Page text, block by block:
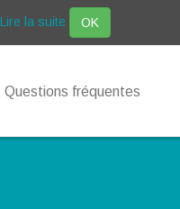
Lire la suite OK
Questions fréquentes